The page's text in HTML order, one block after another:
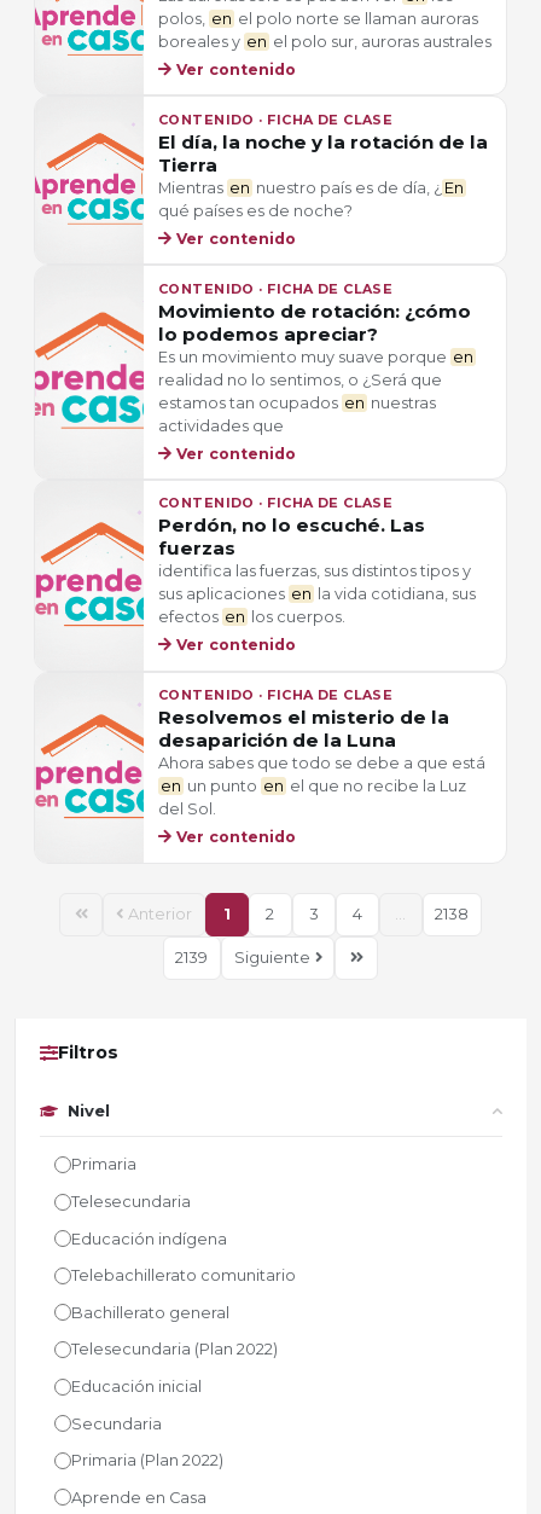
polos, en el polo norte se llaman auroras
boreales y en el polo sur, auroras australes
Ver contenido
CONTENIDO · FICHA DE CLASE
El día, la noche y la rotación de la
Tierra
Mientras en nuestro país es de día, ¿ En
qué países es de noche?
Ver contenido
CONTENIDO · FICHA DE CLASE
Movimiento de rotación: ¿cómo
lo podemos apreciar?
Es un movimiento muy suave porque en
realidad no lo sentimos, o ¿Será que
estamos tan ocupados en nuestras
actividades que
Ver contenido
CONTENIDO · FICHA DE CLASE
Perdón, no lo escuché. Las
fuerzas
identifica las fuerzas, sus distintos tipos y
sus aplicaciones en
la vida cotidiana, sus
efectos en
los cuerpos.
Ver contenido
CONTENIDO · FICHA DE CLASE
Resolvemos el misterio de la
desaparición de la Luna
Ahora sabes que todo se debe a que está
en un punto en el que no recibe la Luz
del Sol.
Ver contenido
Anterior 1 2 3 4 ... 2138
2139 Siguiente
Filtros
Nivel
Primaria
Telesecundaria
Educación indígena
Telebachillerato comunitario
Bachillerato general
Telesecundaria (Plan 2022)
Educación inicial
Secundaria
Primaria (Plan 2022)
Aprende en Casa